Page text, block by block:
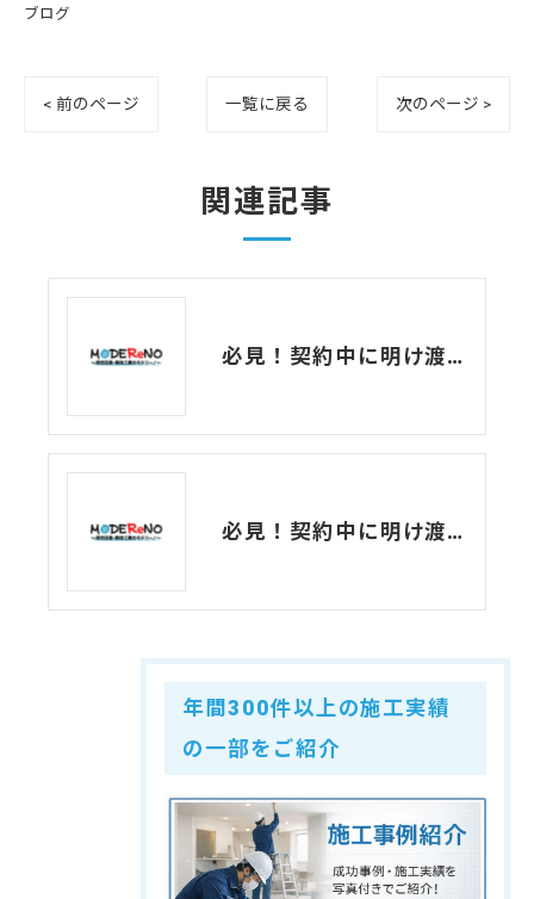
ブログ
< 前のページ 一覧に戻る 次のページ >
関連記事
必見！契約中に明け渡す？貸事務所の原状回復！
必見！契約中に明け渡す？意外と知らない貸事務所の原状回復！
年間300件以上の施工実績
の一部をご紹介